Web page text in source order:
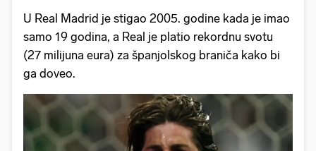
U Real Madrid je stigao 2005. godine kada je imao
samo 19 godina, a Real je platio rekordnu svotu
(27 milijuna eura) za španjolskog braniča kako bi
ga doveo.